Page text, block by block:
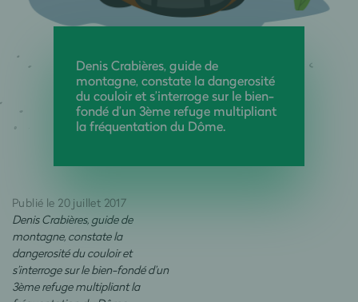
Denis Crabières, guide de
montagne, constate la dangerosité
du couloir et s’interroge sur le bien-
fondé d’un 3ème refuge multipliant
la fréquentation du Dôme.
Publié le 20 juillet 2017
Denis Crabières, guide de
montagne, constate la
dangerosité du couloir et
s’interroge sur le bien-fondé d’un
3ème refuge multipliant la